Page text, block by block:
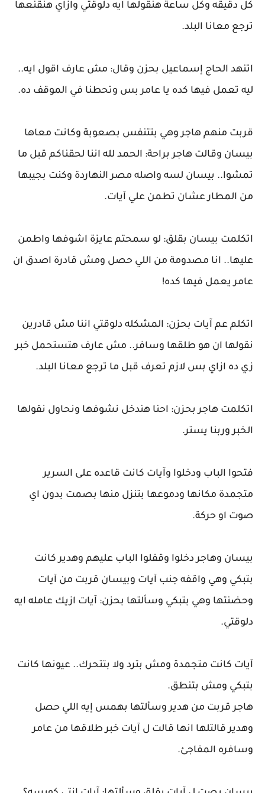
كل دقيقه وكل ساعة هنقولها ايه دلوقتي وازاي هنقنعها
ترجع معانا البلد.
اتنهد الحاج إسماعيل بحزن وقال: مش عارف اقول ايه..
ليه تعمل فيها كده يا عامر بس وتحطنا في الموقف ده.
قربت منهم هاجر وهي بتتنفس بصعوبة وكانت معاها
بيسان وقالت هاجر براحة: الحمد لله اننا لحقناكم قبل ما
تمشوا.. بيسان لسه واصله مصر النهاردة وكنت بجيبها
من المطار عشان تطمن علي آيات.
اتكلمت بيسان بقلق: لو سمحتم عايزة اشوفها واطمن
عليها.. انا مصدومة من اللي حصل ومش قادرة اصدق ان
عامر يعمل فيها كده!
اتكلم عم آيات بحزن: المشكله دلوقتي اننا مش قادرين
نقولها ان هو طلقها وسافر.. مش عارف هتستحمل خبر
زي ده ازاي بس لازم تعرف قبل ما ترجع معانا البلد.
اتكلمت هاجر بحزن: احنا هندخل نشوفها ونحاول نقولها
الخبر وربنا يستر.
فتحوا الباب ودخلوا وآيات كانت قاعده على السرير
متجمدة مكانها ودموعها بتنزل منها بصمت بدون اي
صوت او حركة.
بيسان وهاجر دخلوا وقفلوا الباب عليهم وهدير كانت
بتبكي وهي واقفه جنب آيات وبيسان قربت من آيات
وحضنتها وهي بتبكي وسألتها بحزن: آيات ازيك عامله ايه
دلوقتي.
آيات كانت متجمدة ومش بترد ولا بتتحرك.. عيونها كانت
بتبكي ومش بتنطق.
هاجر قربت من هدير وسألتها بهمس إيه اللي حصل
وهدير قالتلها انها قالت ل آيات خبر طلاقها من عامر
وسافره المفاجئ.